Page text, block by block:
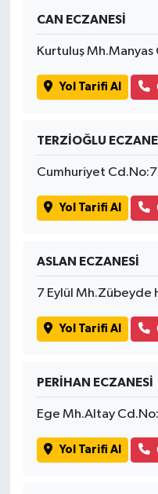
CAN ECZANESİ
Kurtuluş
Yol Tarifi Al
TERZİOĞLU
Cumhuriyet
Yol Tarifi Al
ASLAN ECZANESİ
7 Eylül Mh.Zübeyde
Yol Tarifi Al
PERİHAN ECZANESİ
Ege Mh.Altay
Yol Tarifi Al